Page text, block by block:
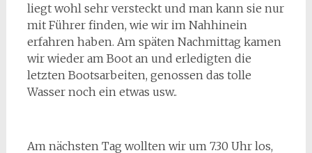
liegt wohl sehr versteckt und man kann sie nur
mit Führer finden, wie wir im Nahhinein
erfahren haben. Am späten Nachmittag kamen
wir wieder am Boot an und erledigten die
letzten Bootsarbeiten, genossen das tolle
Wasser noch ein etwas usw..
Am nächsten Tag wollten wir um 7.30 Uhr los,